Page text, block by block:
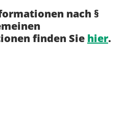
nach §
finden Sie hier.